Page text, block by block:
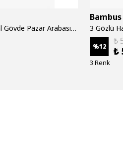
2 Adet 18 cm Metal Gövde Pazar Arabası Tekerleği Süper Sağlam Araba Tekeri Somun&Pul Hediyeli
Bambus
%12
₺
₺
3 Renk